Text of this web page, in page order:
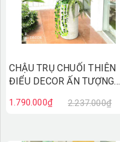
CHẬU TRỤ CHUỐI THIÊN
ĐIỂU DECOR ẤN TƯỢNG
1.790.000₫ 2.237.000₫